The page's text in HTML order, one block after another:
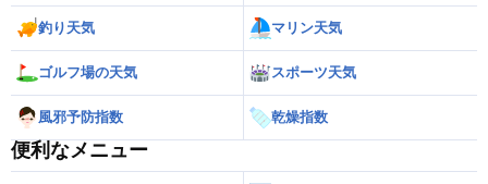
釣り天気 マリン天気
ゴルフ場の天気 スポーツ天気
風邪予防指数 乾燥指数
便利なメニュー